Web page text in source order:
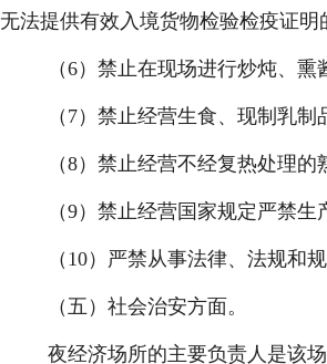
无法提供有效入境货物检验检疫证明
（6）禁止在现场进行炒炖、熏
（ 7）禁止经营生食、现制乳制
（8）禁止经营不经复热处理的
（9）禁止经营国家规定严禁生
（ 10）严禁从事法律、法规和
（五）社会治安方面。
夜经济场所的主要负责人是该